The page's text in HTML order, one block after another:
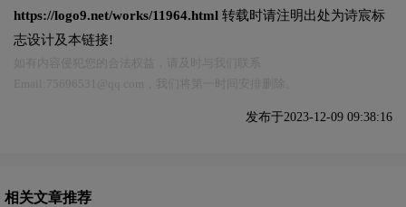
https://logo9.net/works/11964.html 转载时请注明出处为诗宸标
志设计及本链接!
发布于2023-12-09 09:38:16
相关文章推荐